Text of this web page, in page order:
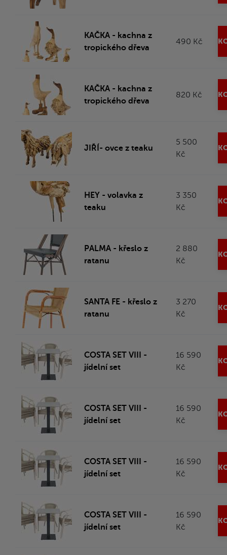
KAČKA - kachna z
tropického dřeva
490 Kč
KAČKA - kachna z
tropického dřeva
820 Kč
JIŘÍ- ovce z teaku
5 500
Kč
HEY - volavka z
teaku
3 350
Kč
PALMA - křeslo z
ratanu
2 880
Kč
SANTA FE - křeslo z
ratanu
3 270
Kč
COSTA SET VIII -
jídelní set
16 590
Kč
COSTA SET VIII -
jídelní set
16 590
Kč
COSTA SET VIII -
jídelní set
16 590
Kč
COSTA SET VIII -
jídelní set
16 590
Kč